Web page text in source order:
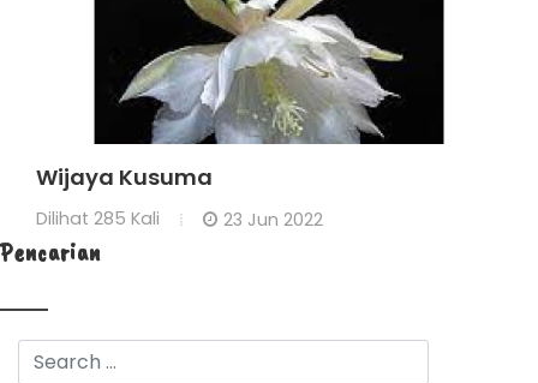
Wijaya Kusuma
Dilihat 285 Kali 23 Jun 2022
Pencarian